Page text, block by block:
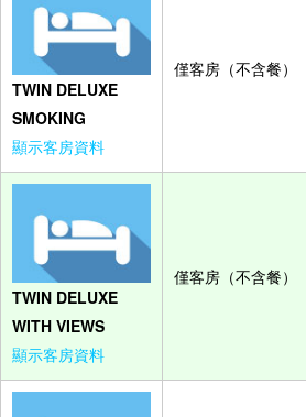
TWIN DELUXE
SMOKING
顯示客房資料
僅客房（不含餐）
TWIN DELUXE
WITH VIEWS
顯示客房資料
僅客房（不含餐）